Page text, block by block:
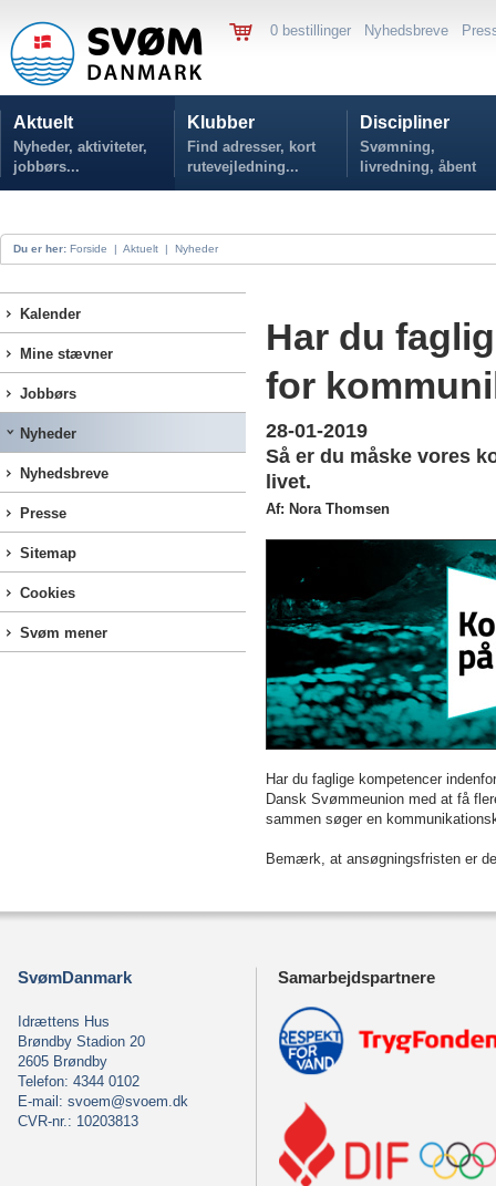
0 bestillinger Nyhedsbreve
Aktuelt
Nyheder, aktiviteter,
jobbørs...
Klubber
Find adresser, kort
rutevejledning...
Discipliner
Svømning,
livredning, åbent
vand...
Du er her: Forside | Aktuelt | Nyheder
Kalender
Mine stævner
Jobbørs
Nyheder
Nyhedsbreve
Presse
Sitemap
Cookies
Svøm mener
Har du
for
28-01-2019
Så er du måske vores
livet.
Af: Nora Thomsen
Har du faglige kompetencer
Dansk Svømmeunion med at få
sammen søger en
Bemærk, at ansøgningsfristen er
SvømDanmark
Idrættens Hus
Brøndby Stadion 20
2605 Brøndby
Telefon: 4344 0102
E-mail: svoem@svoem.dk
CVR-nr.: 10203813
Samarbejdspartnere